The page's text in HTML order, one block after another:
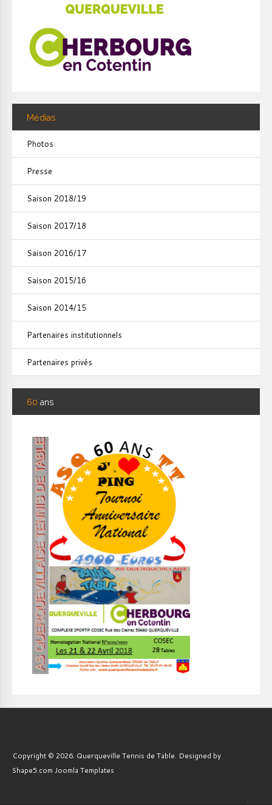
Médias
Photos
Presse
Saison 2018/19
Saison 2017/18
Saison 2016/17
Saison 2015/16
Saison 2014/15
Partenaires institutionnels
Partenaires privés
60 ans
Copyright © 2026. Querqueville Tennis de Table. Designed by
Shape5.com Joomla Templates